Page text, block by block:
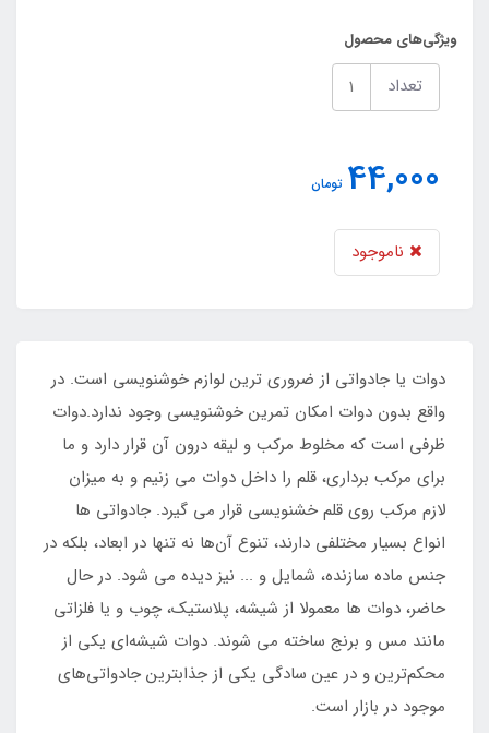
ویژگی‌های محصول
تعداد
44,000 تومان
ناموجود
دوات یا جادواتی از ضروری ترین لوازم خوشنویسی است. در
واقع بدون دوات امکان تمرین خوشنویسی وجود ندارد.دوات
ظرفی است که مخلوط مرکب و لیقه درون آن قرار دارد و ما
برای مرکب برداری، قلم را داخل دوات می زنیم و به میزان
لازم مرکب روی قلم خشنویسی قرار می گیرد. جادواتی ها
انواع بسیار مختلفی دارند، تنوع آن‌ها نه تنها در ابعاد، بلکه در
جنس ماده سازنده، شمایل و ... نیز دیده می شود. در حال
حاضر، دوات ها معمولا از شیشه، پلاستیک، چوب و یا فلزاتی
مانند مس و برنج ساخته می شوند. دوات شیشه‌ای یکی از
محکم‌ترین و در عین سادگی یکی از جذابترین جادواتی‌های
موجود در بازار است.